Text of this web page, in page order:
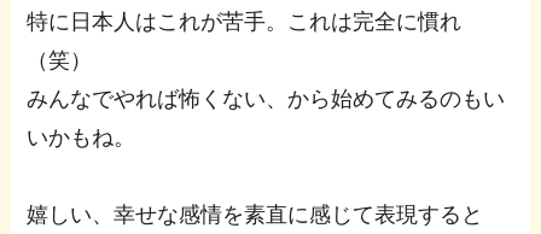
特に日本人はこれが苦手。これは完全に慣れ
（笑）
みんなでやれば怖くない、から始めてみるのもい
いかもね。
嬉しい、幸せな感情を素直に感じて表現すると